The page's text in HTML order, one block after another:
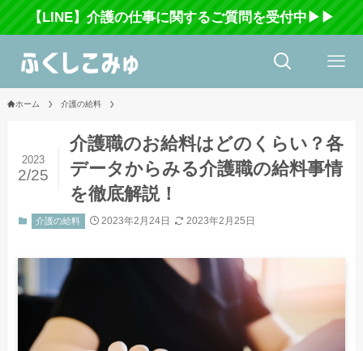
【LINE】介護の仕事に関するご質問を受付中▶▶
ホーム 介護の給料
介護職のお給料はどのくらい？各
データからみる介護職の給料事情
を徹底解説！
2023
2/25
介護の給料 2023年2月24日 2023年2月25日